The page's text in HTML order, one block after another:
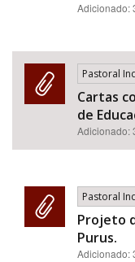
Adicionado:
Pastoral
Cartas
de
Adicionado:
Pastoral
Projeto
Purus.
Adicionado: